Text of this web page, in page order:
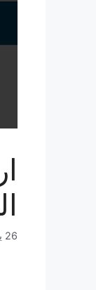
26 يوليو، 2015